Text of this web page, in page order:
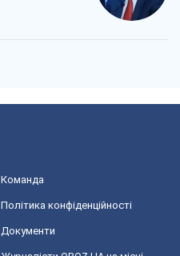
Команда
Політика конфіденційності
Документи